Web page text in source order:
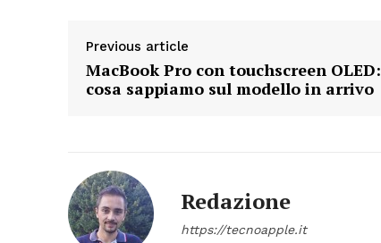
Previous article
MacBook Pro con touchscreen OLED:
cosa sappiamo sul modello in arrivo
Redazione
https://tecnoapple.it